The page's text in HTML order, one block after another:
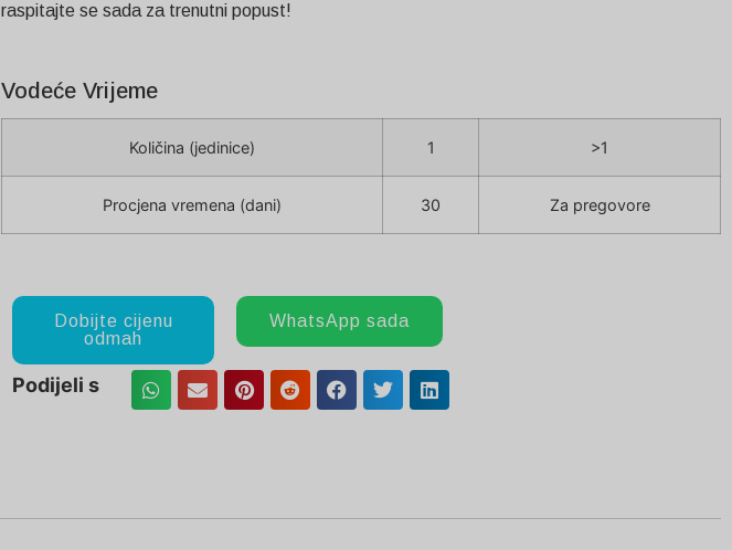
raspitajte se sada za trenutni popust!
Vodeće Vrijeme
Količina (jedinice) 1 >1
Procjena vremena (dani) 30 Za pregovore
Dobijte cijenu
odmah
WhatsApp sada
Podijeli s